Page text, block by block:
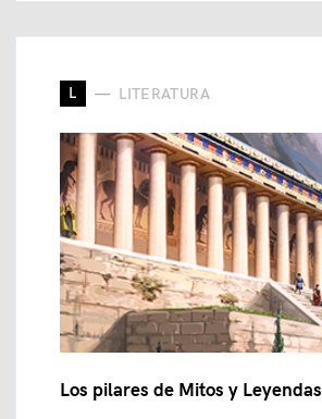
L LITERATURA
Los pilares de Mitos y Leyendas